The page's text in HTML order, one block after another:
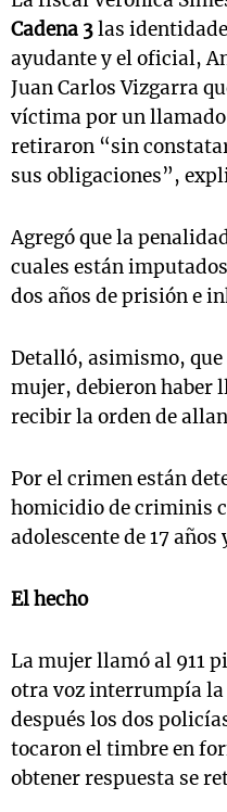
Cadena 3las
ayudante y el oficial,
Juan Carlos Vizgarra
víctima por un llamado
retiraron “sin
sus obligaciones”,
Agregó que la
cuales están
dos años de prisión e
Detalló, asimismo,
mujer, debieron haber
recibir la orden de
Por el crimen están
homicidio de criminis
adolescente de 17 años
El hecho
La mujer llamó al 911
otra voz interrumpía
después los dos
tocaron el timbre en
obtener respuesta se